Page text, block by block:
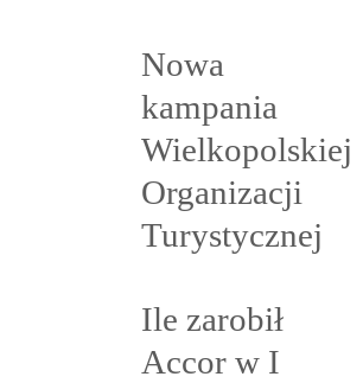
Nowa
kampania
Wielkopolskiej
Organizacji
Turystycznej
Ile zarobił
Accor w I